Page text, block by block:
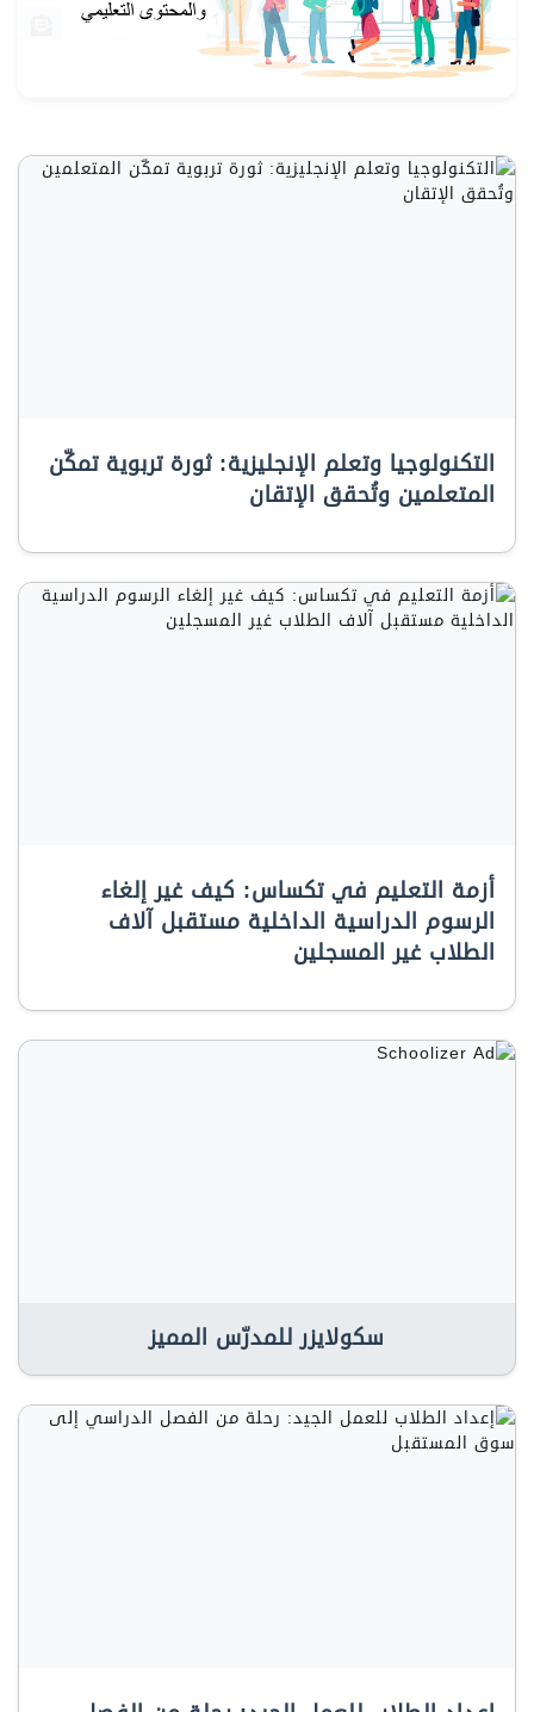
التكنولوجيا وتعلم الإنجليزية: ثورة تربوية تمكّن
المتعلمين وتُحقق الإتقان
أزمة التعليم في تكساس: كيف غير إلغاء
الرسوم الدراسية الداخلية مستقبل آلاف
الطلاب غير المسجلين
سكولايزر للمدرّس المميز